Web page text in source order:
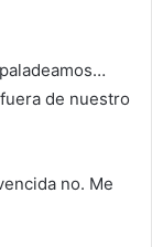
de nuestro
no. Me